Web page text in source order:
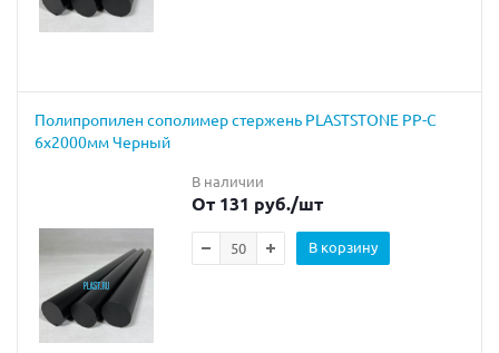
Полипропилен сополимер стержень PLASTSTONE PP-C
6х2000мм Черный
В наличии
От 131 руб./шт
В корзину